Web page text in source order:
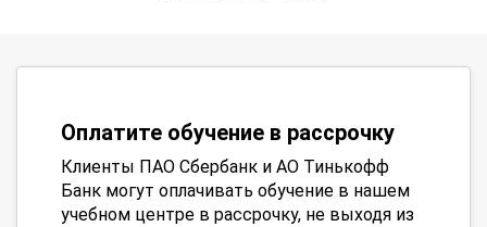
Оплатите обучение в рассрочку
Клиенты ПАО Сбербанк и АО Тинькофф
Банк могут оплачивать обучение в нашем
учебном центре в рассрочку, не выходя из